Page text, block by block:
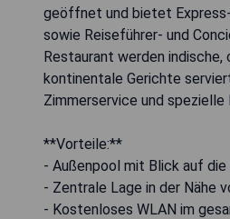
geöffnet und bietet
sowie Reiseführer- und
Restaurant werden indische,
kontinentale Gerichte
Zimmerservice und spezielle
**Vorteile:**
- Außenpool mit Blick auf
- Zentrale Lage in der Nähe
- Kostenloses WLAN im